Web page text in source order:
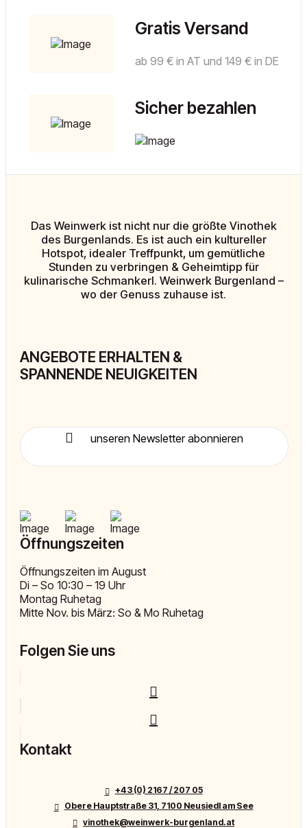
Gratis Versand
ab 99 € in AT und 149 € in DE
Sicher bezahlen
Das Weinwerk ist nicht nur die größte Vinothek
des Burgenlands. Es ist auch ein kultureller
Hotspot, idealer Treffpunkt, um gemütliche
Stunden zu verbringen & Geheimtipp für
kulinarische Schmankerl. Weinwerk Burgenland –
wo der Genuss zuhause ist.
ANGEBOTE ERHALTEN &
SPANNENDE NEUIGKEITEN
unseren Newsletter abonnieren
Öffnungszeiten
Öffnungszeiten im August
Di – So 10:30 – 19 Uhr
Montag Ruhetag
Mitte Nov. bis März: So & Mo Ruhetag
Folgen Sie uns
Kontakt
+43 (0) 2167 / 207 05
Obere Hauptstraße 31, 7100 Neusiedl am See
vinothek@weinwerk-burgenland.at